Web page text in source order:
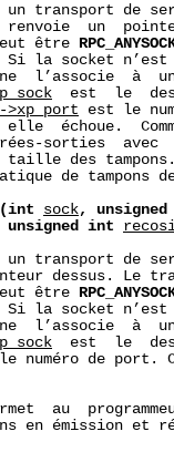
transport de
un
être
la socket
l’associe  à
est  le
est le
échoue.
sorties  avec
des
de tampons
sock,
unsigned
unsigned
int
transport de
dessus. Le
être
la socket
l’associe  à
est  le
numéro de port.
au
en émission et